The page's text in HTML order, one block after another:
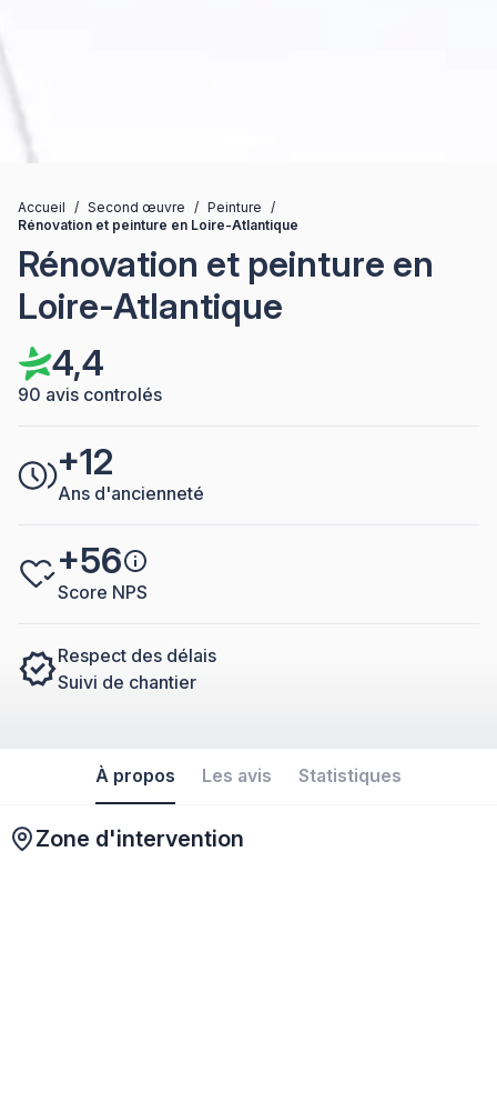
Accueil / Second œuvre / Peinture /
Rénovation et peinture en Loire-Atlantique
Rénovation et peinture en
Loire-Atlantique
4,4
90 avis controlés
+12
Ans d'ancienneté
+56
Score NPS
Respect des délais
Suivi de chantier
À propos Les avis Statistiques
Zone d'intervention